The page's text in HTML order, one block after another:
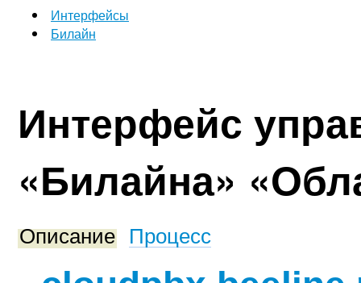
Интерфейсы
Билайн
Интерфейс
«Билайна»
Описание Процесс